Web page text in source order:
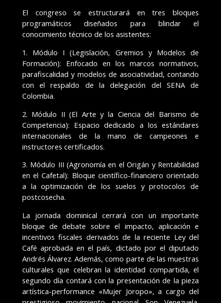
El congreso se estructurará en tres bloques
programáticos diseñados para blindar el
conocimiento técnico de los asistentes:
1. Módulo I (Legislación, Gremios y Modelos de
Formación): Enfocado en los marcos normativos,
parafiscalidad y modelos de asociatividad, contando
con el respaldo de la delegación del SENA de
Colombia.
2. Módulo II (El Arte y la Ciencia del Barismo de
Competencia): Espacio dedicado a los estándares
internacionales de la mano de campeones e
instructores certificados.
3. Módulo III (Agronomía en el Origán y Rentabilidad
en el Cafetal): Bloque científico-financiero orientado
a la optimización de los suelos y protocolos de
postcosecha.
La jornada dominical cerrará con un importante
bloque de debate sobre el impacto, aplicación e
incentivos fiscales derivados de la reciente Ley del
Café aprobada en el país, dictado por el diputado
Andrés Álvarez. Además, como parte de las muestras
culturales que celebran la identidad compartida, el
segundo día contará con la presentación de la pieza
artística-performance «Mujer Joropo», a cargo del